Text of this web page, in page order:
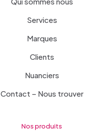
Services
Marques
Clients
Nuanciers
Contact – Nous trouver
Nos produits